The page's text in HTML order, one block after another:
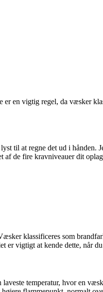
er en vigtig regel, da væsker
til at regne det ud i
de fire kravniveauer dit
klassificeres som
er vigtigt at kende dette, når
laveste temperatur, hvor en